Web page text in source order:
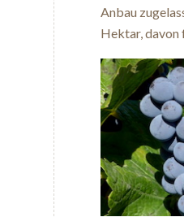
Anbau
Hektar, davon